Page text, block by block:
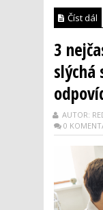
Číst dál
3
slýchá
AUTOR:
0